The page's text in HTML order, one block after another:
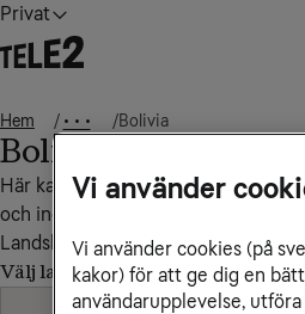
Privat
Hem • • • Bolivia
Bolivia
Här kan du se vad det kostar att
och inom Bolivia.
Landskod: +591
Välj land
Vi använder
Vi använder cookies (på
kakor) för att ge dig en
användarupplevelse,